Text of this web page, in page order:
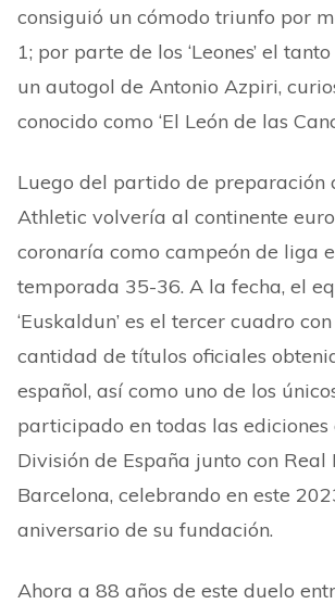
consiguió un cómodo triunfo por
1; por parte de los ‘Leones’ el
un autogol de Antonio Azpiri,
conocido como ‘El León de las
Luego del partido de preparación
Athletic volvería al continente
coronaría como campeón de liga
temporada 35-36. A la fecha, el
‘Euskaldun’ es el tercer cuadro
cantidad de títulos oficiales
español, así como uno de los
participado en todas las
División de España junto con
Barcelona, celebrando en este
aniversario de su fundación.
Ahora a 88 años de este duelo